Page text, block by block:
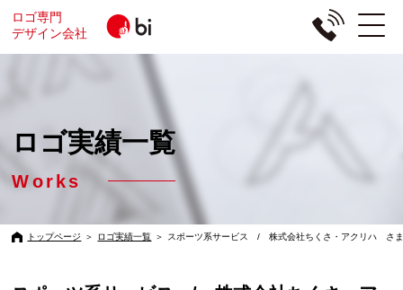
ロゴ専門
デザイン会社
ロゴ実績一覧
Works
トップページ ＞ ロゴ実績一覧 ＞ スポーツ系サービス / 株式会社ちくさ・アクリハ さ